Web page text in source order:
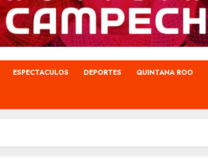
ESPECTACULOS DEPORTES QUINTANA ROO